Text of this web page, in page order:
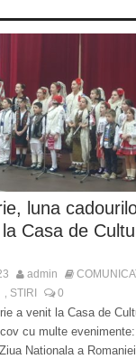
luna
Casa de
admin
STIRI 0
a venit la Casa de
cu multe
Nationala a Romaniei